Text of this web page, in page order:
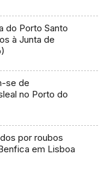
do Porto Santo
à Junta de
se de
no Porto do
por roubos
em Lisboa